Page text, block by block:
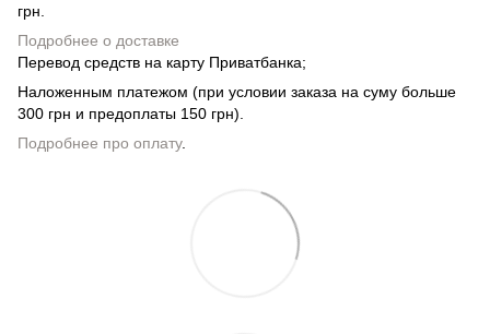
грн.
Подробнее о доставке
Перевод средств на карту Приватбанка;
Наложенным платежом (при условии заказа на суму больше
300 грн и предоплаты 150 грн).
Подробнее про оплату.